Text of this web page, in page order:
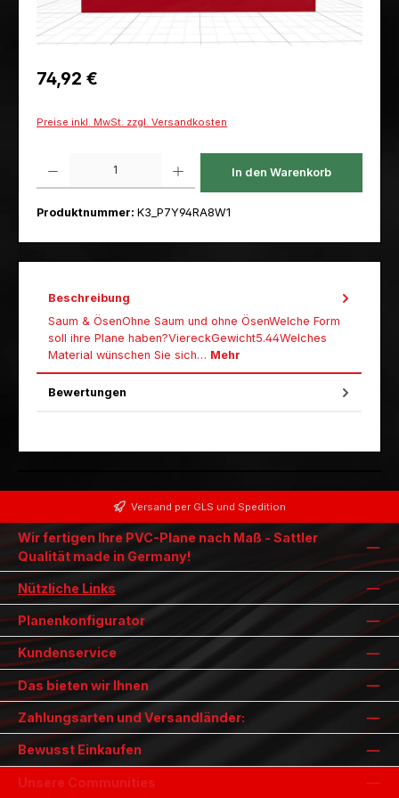
Regulärer Preis:
74,92 €
Preise inkl. MwSt. zzgl. Versandkosten
In den Warenkorb
Produktnummer: K3_P7Y94RA8W1
Beschreibung
Saum & ÖsenOhne Saum und ohne ÖsenWelche Form
soll ihre Plane haben?ViereckGewicht5.44Welches
Material wünschen Sie sich… Mehr
Bewertungen
Versand per GLS und Spedition
Wir fertigen Ihre PVC-Plane nach Maß - Sattler
Qualität made in Germany!
Nützliche Links
Planenkonfigurator
Kundenservice
Das bieten wir Ihnen
Zahlungsarten und Versandländer:
Bewusst Einkaufen
Unsere Communities